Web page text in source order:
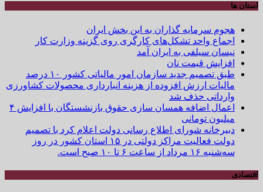
استان ها
هجوم سرمایه گذاران به این بخش ایران
اجماع واحد تشکل‌های کارگری روی گزینه وزارت کار
نیسان سیلفی به ایران آمد
افزایش قیمت نان
طبق تصمیم جدید سازمان امور مالیاتی کشور ۱۰ درصد
مالیات ارزش افزوده از هزینه انبارداری محصولات کشاورزی
وارداتی حذف شد
اعمال اضافه همسان سازی حقوق بازنشستگان با افزایش ۴
میلیون تومانی
دبیرخانه شورای اطلاع رسانی دولت اعلام کرد با تصمیم
دولت فعالیت مراکز دولتی در ۱۵ استان کشور در روز
سه‌شنبه ۱۶ مرداد از ساعت ۶ تا ۱۰ صبح است.
اقتصادی